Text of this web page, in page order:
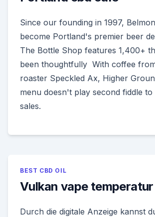
Since our founding in 1997,
become Portland's premier beer
The Bottle Shop features 1,400+
been thoughtfully With coffee
roaster Speckled Ax, Higher
menu doesn't play second fiddle to
sales.
BEST CBD OIL
Vulkan vape
Durch die digitale Anzeige kannst